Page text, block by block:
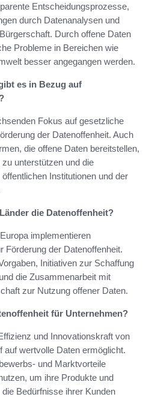
Entscheidungsprozesse,
durch Datenanalysen und
Durch offene Daten
Probleme in Bereichen wie
besser angegangen werden.
es in Bezug auf
Fokus auf gesetzliche
der Datenoffenheit. Auch
die offene Daten bereitstellen,
unterstützen und die
Institutionen und der
die Datenoffenheit?
implementieren
Förderung der Datenoffenheit.
Initiativen zur Schaffung
die Zusammenarbeit mit
zur Nutzung offener Daten.
für Unternehmen?
und Innovationskraft von
auf wertvolle Daten ermöglicht.
und Marktvorteile
um ihre Produkte und
Bedürfnisse ihrer Kunden